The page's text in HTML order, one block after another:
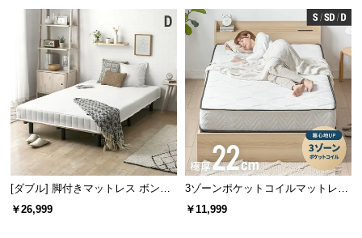
ー
ト
お
[ダブル] 脚付きマットレス ボンネ
ルコイル やさしい肌触り コンパク
￥26,999
3ゾーンポケットコイルマットレス
厚さ22cm S/SD/D
￥11,999